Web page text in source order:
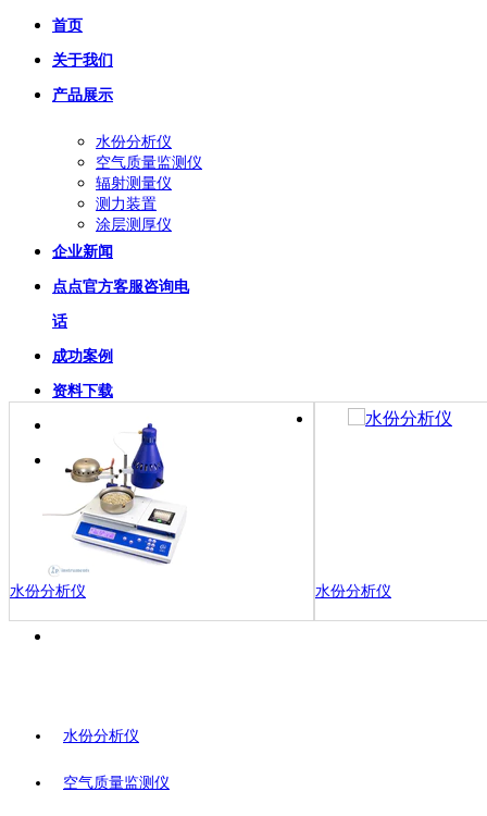
首页
关于我们
产品展示
水份分析仪
空气质量监测仪
辐射测量仪
测力装置
涂层测厚仪
企业新闻
点点官方客服咨询电
话
成功案例
资料下载
联系我们
水份分析仪 水份分析仪
水份分析仪
空气质量监测仪